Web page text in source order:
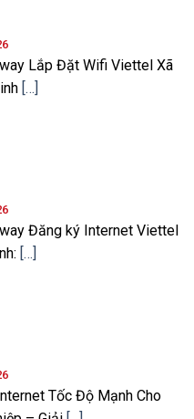
Lắp Đặt Wifi Viettel Xã
[…]
Đăng ký Internet Viettel
[…]
Tốc Độ Mạnh Cho